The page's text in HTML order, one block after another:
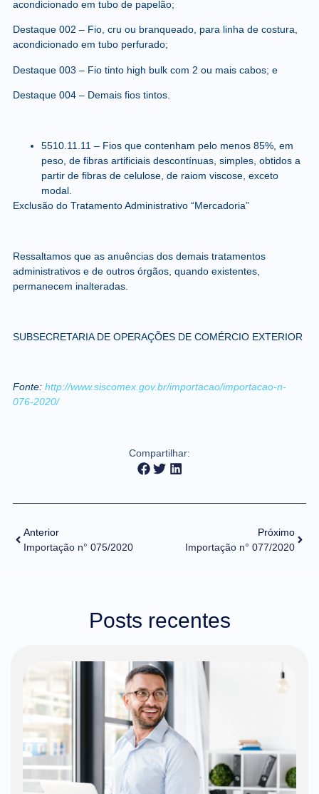
acondicionado em tubo de papelão;
Destaque 002 – Fio, cru ou branqueado, para linha de costura,
acondicionado em tubo perfurado;
Destaque 003 – Fio tinto high bulk com 2 ou mais cabos; e
Destaque 004 – Demais fios tintos.
5510.11.11 – Fios que contenham pelo menos 85%, em
peso, de fibras artificiais descontínuas, simples, obtidos a
partir de fibras de celulose, de raiom viscose, exceto
modal.
Exclusão do Tratamento Administrativo “Mercadoria”
Ressaltamos que as anuências dos demais tratamentos
administrativos e de outros órgãos, quando existentes,
permanecem inalteradas.
SUBSECRETARIA DE OPERAÇÕES DE COMÉRCIO EXTERIOR
Fonte: http://www.siscomex.gov.br/importacao/importacao-n-
076-2020/
Compartilhar:
Anterior
Importação n° 075/2020
Próximo
Importação n° 077/2020
Posts recentes